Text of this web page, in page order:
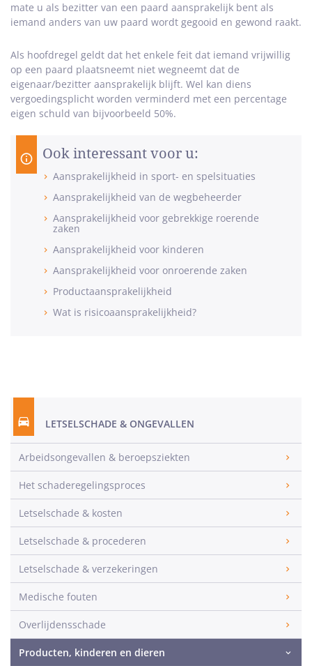
mate u als bezitter van een paard aansprakelijk bent als
iemand anders van uw paard wordt gegooid en gewond raakt.
Als hoofdregel geldt dat het enkele feit dat iemand vrijwillig
op een paard plaatsneemt niet wegneemt dat de
eigenaar/bezitter aansprakelijk blijft. Wel kan diens
vergoedingsplicht worden verminderd met een percentage
eigen schuld van bijvoorbeeld 50%.
Ook interessant voor u:
Aansprakelijkheid in sport- en spelsituaties
Aansprakelijkheid van de wegbeheerder
Aansprakelijkheid voor gebrekkige roerende
zaken
Aansprakelijkheid voor kinderen
Aansprakelijkheid voor onroerende zaken
Productaansprakelijkheid
Wat is risicoaansprakelijkheid?
LETSELSCHADE & ONGEVALLEN
Arbeidsongevallen & beroepsziekten
Het schaderegelingsproces
Letselschade & kosten
Letselschade & procederen
Letselschade & verzekeringen
Medische fouten
Overlijdensschade
Producten, kinderen en dieren